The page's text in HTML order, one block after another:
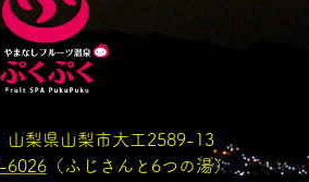
梨県山梨市大工2589-13
6026（ふじさんと6つの湯）